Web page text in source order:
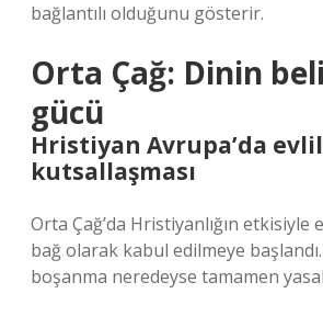
bağlantılı olduğunu gösterir.
Orta Çağ: Dinin
gücü
Hristiyan Avrupa’da
kutsallaşması
Orta Çağ’da Hristiyanlığın
bağ olarak kabul edilmeye
boşanma neredeyse tamamen